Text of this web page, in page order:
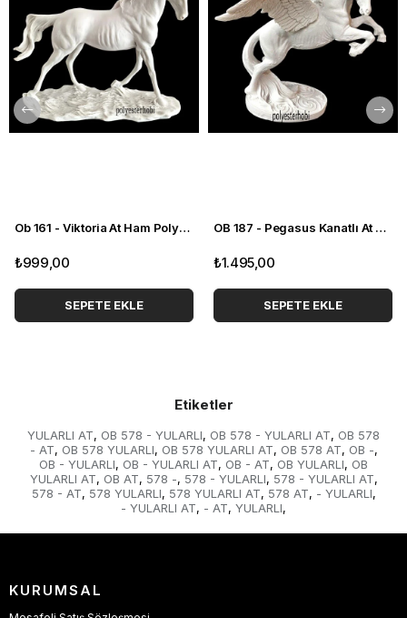
Ob 161 - Viktoria At Ham Polyester Obje
₺999,00
SEPETE EKLE
OB 187 - Pegasus Kanatlı At Ham Polyester Obje
₺1.495,00
SEPETE EKLE
Etiketler
YULARLI AT, OB 578 - YULARLI, OB 578 - YULARLI AT, OB 578
- AT, OB 578 YULARLI, OB 578 YULARLI AT, OB 578 AT, OB -,
OB - YULARLI, OB - YULARLI AT, OB - AT, OB YULARLI, OB
YULARLI AT, OB AT, 578 -, 578 - YULARLI, 578 - YULARLI AT,
578 - AT, 578 YULARLI, 578 YULARLI AT, 578 AT, - YULARLI,
- YULARLI AT, - AT, YULARLI,
KURUMSAL